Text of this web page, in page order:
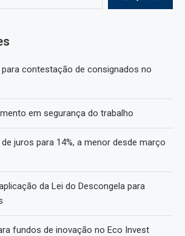
contestação de consignados no
em segurança do trabalho
juros para 14%, a menor desde março
da Lei do Descongela para
fundos de inovação no Eco Invest